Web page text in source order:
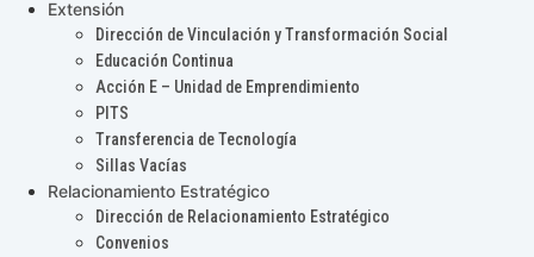
Extensión
Dirección de Vinculación y Transformación Social
Educación Continua
Acción E – Unidad de Emprendimiento
PITS
Transferencia de Tecnología
Sillas Vacías
Relacionamiento Estratégico
Dirección de Relacionamiento Estratégico
Convenios